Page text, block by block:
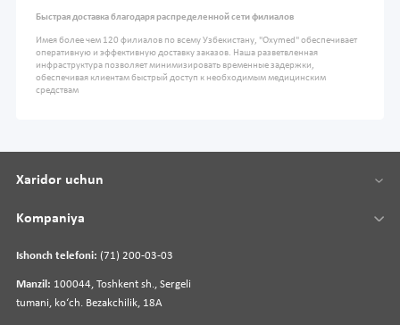
Быстрая доставка благодаря распределенной сети филиалов
Имея более чем 120 филиалов по всему Узбекистану, "Oxymed" обеспечивает
оперативную и эффективную доставку заказов. Наша разветвленная
инфраструктура позволяет минимизировать временные задержки,
обеспечивая клиентам быстрый доступ к необходимым медицинским
средствам
Ishonch telefoni: (71) 200-03-03
Manzil: 100044, Toshkent sh., Sergeli
tumani, koʻch. Bezakchilik, 18A
Xaridor uchun
Kompaniya